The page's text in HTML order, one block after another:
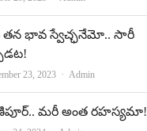
తన భావ స్వేచ్ఛనేమో.. సారీ
23, 2023 Author
Admin
మరీ అంత రహస్యమా!